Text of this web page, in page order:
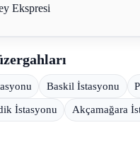
Ekspresi
Baskil İstasyonu
İstasyonu Akçamağara